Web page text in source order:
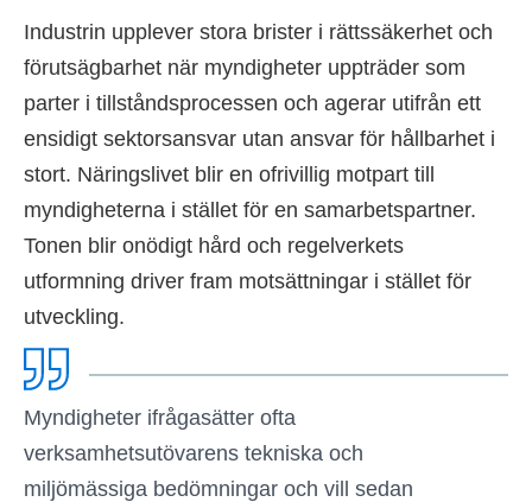
Industrin upplever stora brister i rättssäkerhet och
förutsägbarhet när myndigheter uppträder som
parter i tillståndsprocessen och agerar utifrån ett
ensidigt sektorsansvar utan ansvar för hållbarhet i
stort. Näringslivet blir en ofrivillig motpart till
myndigheterna i stället för en samarbetspartner.
Tonen blir onödigt hård och regelverkets
utformning driver fram motsättningar i stället för
utveckling.
Myndigheter ifrågasätter ofta
verksamhetsutövarens tekniska och
miljömässiga bedömningar och vill sedan